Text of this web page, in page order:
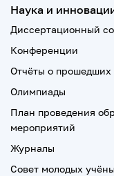
Наука и
Диссертационный
Конференции
Отчёты о
Олимпиады
План проведения
мероприятий
Журналы
Совет молодых